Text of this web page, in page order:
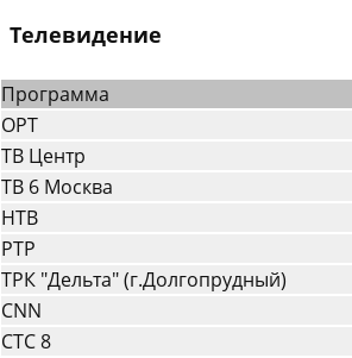
Телевидение
Программа
ОРТ
ТВ Центр
ТВ 6 Москва
HТВ
РТР
ТРК "Дельта" (г.Долгопрудный)
CNN
СТС 8